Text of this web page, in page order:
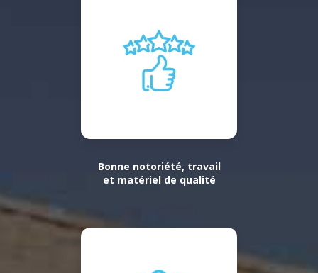
Bonne notoriété, travail
et matériel de qualité